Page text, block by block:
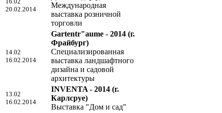
20.02.2014
Международная
выставка розничной
торговли
14.02
16.02.2014
Gartentr"aume - 2014 (г.
Фрайбург)
Специализированная
выставка ландшафтного
дизайна и садовой
архитектуры
13.02
16.02.2014
INVENTA - 2014 (г.
Карлсруе)
Выставка "Дом и сад"